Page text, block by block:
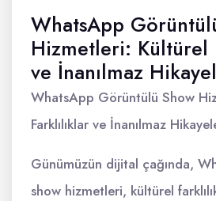
WhatsApp
Hizmetleri: Kültürel
ve İnanılmaz
WhatsApp Görüntülü Show
Farklılıklar ve İnanılmaz
Günümüzün dijital çağında,
show hizmetleri, kültürel